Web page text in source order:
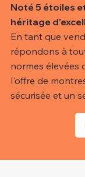
Noté 5 étoiles
héritage
En tant que
répondons à
normes élevées
l'offre de
sécurisée et un